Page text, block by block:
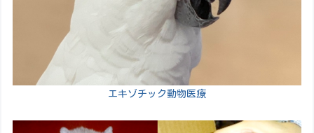
エキゾチック動物医療